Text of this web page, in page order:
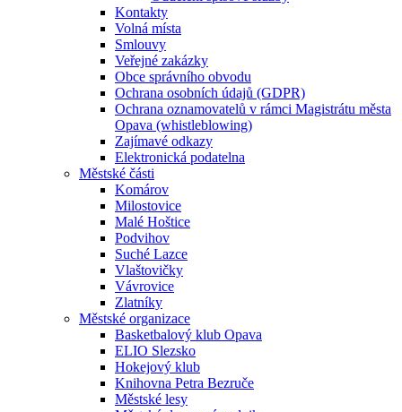
Kontakty
Volná místa
Smlouvy
Veřejné zakázky
Obce správního obvodu
Ochrana osobních údajů (GDPR)
Ochrana oznamovatelů v rámci Magistrátu města
Opava (whistleblowing)
Zajímavé odkazy
Elektronická podatelna
Městské části
Komárov
Milostovice
Malé Hoštice
Podvihov
Suché Lazce
Vlaštovičky
Vávrovice
Zlatníky
Městské organizace
Basketbalový klub Opava
ELIO Slezsko
Hokejový klub
Knihovna Petra Bezruče
Městské lesy